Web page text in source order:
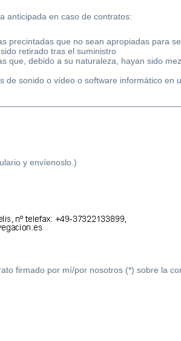
anticipada en caso de contratos:
precintadas que no sean apropiadas para
retirado tras el suministro
que, debido a su naturaleza, hayan sido
de sonido o vídeo o software informático en
y envíenoslo.)
firmado por mí/por nosotros (*) sobre la